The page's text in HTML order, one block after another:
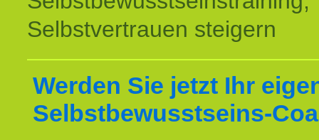
Selbstvertrauen steigern
Werden Sie jetzt Ihr
Selbstbewusstseins-